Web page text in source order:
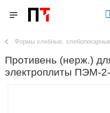
Формы хлебные,
Противень (нерж.)
электроплиты ПЭМ-